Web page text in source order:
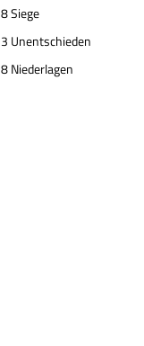
8 Siege
3 Unentschieden
8 Niederlagen